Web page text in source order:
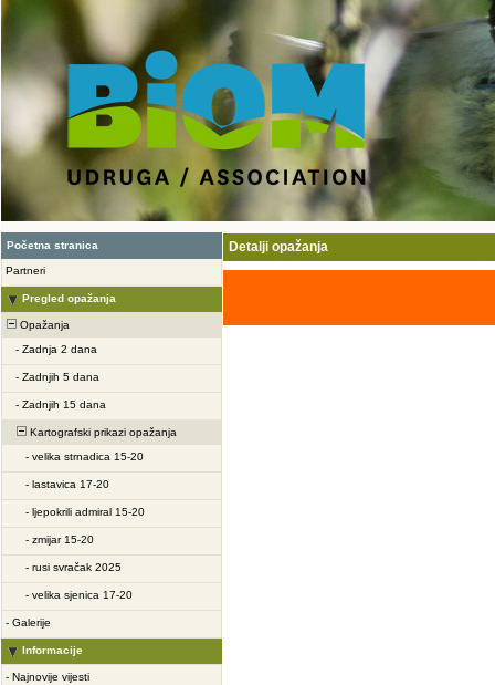
Početna stranica
Partneri
Pregled opažanja
Opažanja
- Zadnja 2 dana
- Zadnjih 5 dana
- Zadnjih 15 dana
Kartografski prikazi opažanja
- velika strnadica 15-20
- lastavica 17-20
- ljepokrili admiral 15-20
- zmijar 15-20
- rusi svračak 2025
- velika sjenica 17-20
- Galerije
Informacije
- Najnovije vijesti
Detalji opažanja